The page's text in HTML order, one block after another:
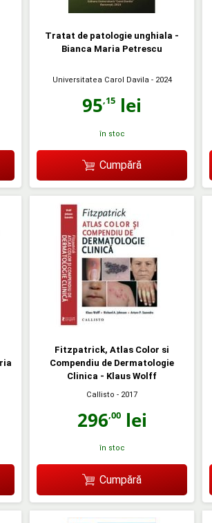
Tratat de patologie unghiala -
Bianca Maria Petrescu
Universitatea Carol Davila- 2024
95,15 lei
în stoc
Cumpără
Fitzpatrick, Atlas Color si
Compendiu de Dermatologie
Clinica - Klaus Wolff
Callisto - 2017
296,00lei
în stoc
Cumpără